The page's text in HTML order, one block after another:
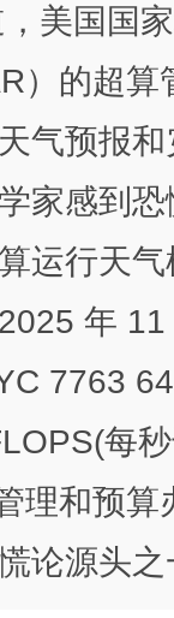
美国国
）的超算
气预报
家感到
运行天
年
7763
每
理和预算
论源头之